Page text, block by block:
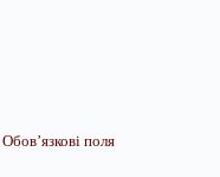
Обов’язкові поля